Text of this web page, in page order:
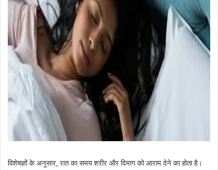
विशेषज्ञों के अनुसार, रात का समय शरीर और दिमाग को आराम देने का होता है।